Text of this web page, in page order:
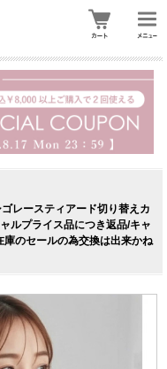
レースティアード切り替えカ
ルプライス品につき返品/キャ
のセールの為交換は出来かね